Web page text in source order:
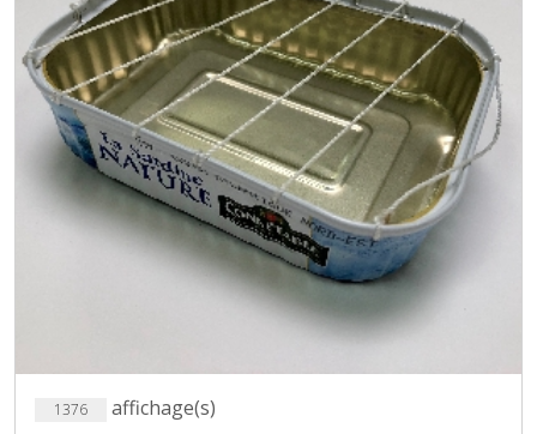
1376 affichage(s)